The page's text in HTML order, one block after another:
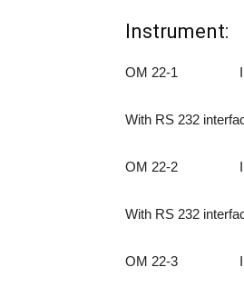
Instrument:
OM 22-1
With RS 232
OM 22-2
With RS 232
OM 22-3